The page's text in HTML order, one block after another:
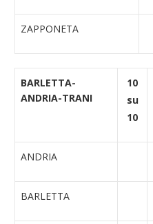
ZAPPONETA
BARLETTA-
ANDRIA-TRANI
10
su
10
ANDRIA
BARLETTA